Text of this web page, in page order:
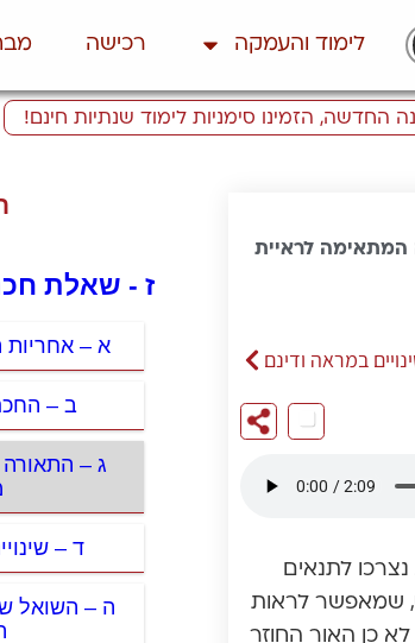
לימוד והעמקה רכישה
החדשה, הזמינו סימניות לימוד שנתיות חינם!
המתאימה לראיית
במראה ודינם
לתנאים
שמאפשר לראות
כן האור החוזר
ז - שאלת
א –
ב –
ג –
ד –
ה – השואל